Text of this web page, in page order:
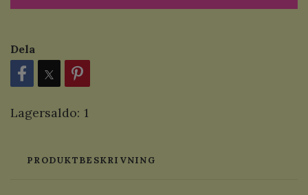
Dela
Lagersaldo: 1
PRODUKTBESKRIVNING